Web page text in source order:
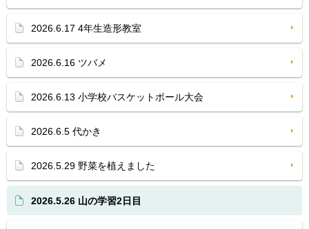
2026.6.17 4年生造形教室
2026.6.16 ツバメ
2026.6.13 小学校バスケットボール大会
2026.6.5 代かき
2026.5.29 野菜を植えました
2026.5.26 山の学習2日目